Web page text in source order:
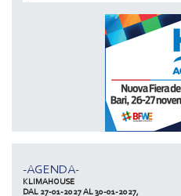
-AGENDA-
DAL 07-03-2028 AL 10-03-2028,
ACCADUEO (H20) edizione BOLOGNA
KLIMAHOUSE
DAL 27-01-2027 AL 30-01-2027,